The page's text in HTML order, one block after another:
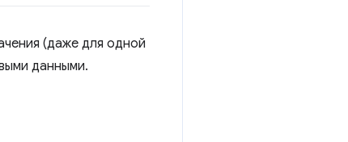
(даже для одной
данными.